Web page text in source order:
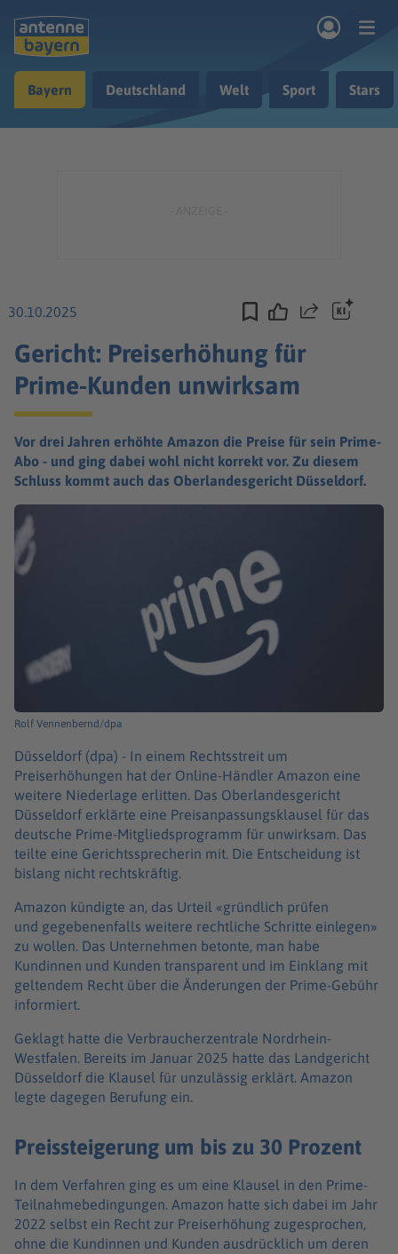
Musik & Radio
Bayern Deutschland Welt Sport Stars
30.10.2025 Teilen
Gericht: Preiserhöhung für
Prime-Kunden unwirksam
Vor drei Jahren erhöhte Amazon die Preise für sein Prime-
Abo - und ging dabei wohl nicht korrekt vor. Zu diesem
Schluss kommt auch das Oberlandesgericht Düsseldorf.
Rolf Vennenbernd/dpa
Düsseldorf (dpa) - In einem Rechtsstreit um
Preiserhöhungen hat der Online-Händler Amazon eine
weitere Niederlage erlitten. Das Oberlandesgericht
Düsseldorf erklärte eine Preisanpassungsklausel für das
deutsche Prime-Mitgliedsprogramm für unwirksam. Das
teilte eine Gerichtssprecherin mit. Die Entscheidung ist
bislang nicht rechtskräftig.
Amazon kündigte an, das Urteil «gründlich prüfen
und gegebenenfalls weitere rechtliche Schritte einlegen»
zu wollen. Das Unternehmen betonte, man habe
Kundinnen und Kunden transparent und im Einklang mit
geltendem Recht über die Änderungen der Prime-Gebühr
informiert.
Geklagt hatte die Verbraucherzentrale Nordrhein-
Westfalen. Bereits im Januar 2025 hatte das Landgericht
Düsseldorf die Klausel für unzulässig erklärt. Amazon
legte dagegen Berufung ein.
Preissteigerung um bis zu 30 Prozent
In dem Verfahren ging es um eine Klausel in den Prime-
Teilnahmebedingungen. Amazon hatte sich dabei im Jahr
2022 selbst ein Recht zur Preiserhöhung zugesprochen,
ohne die Kundinnen und Kunden ausdrücklich um deren